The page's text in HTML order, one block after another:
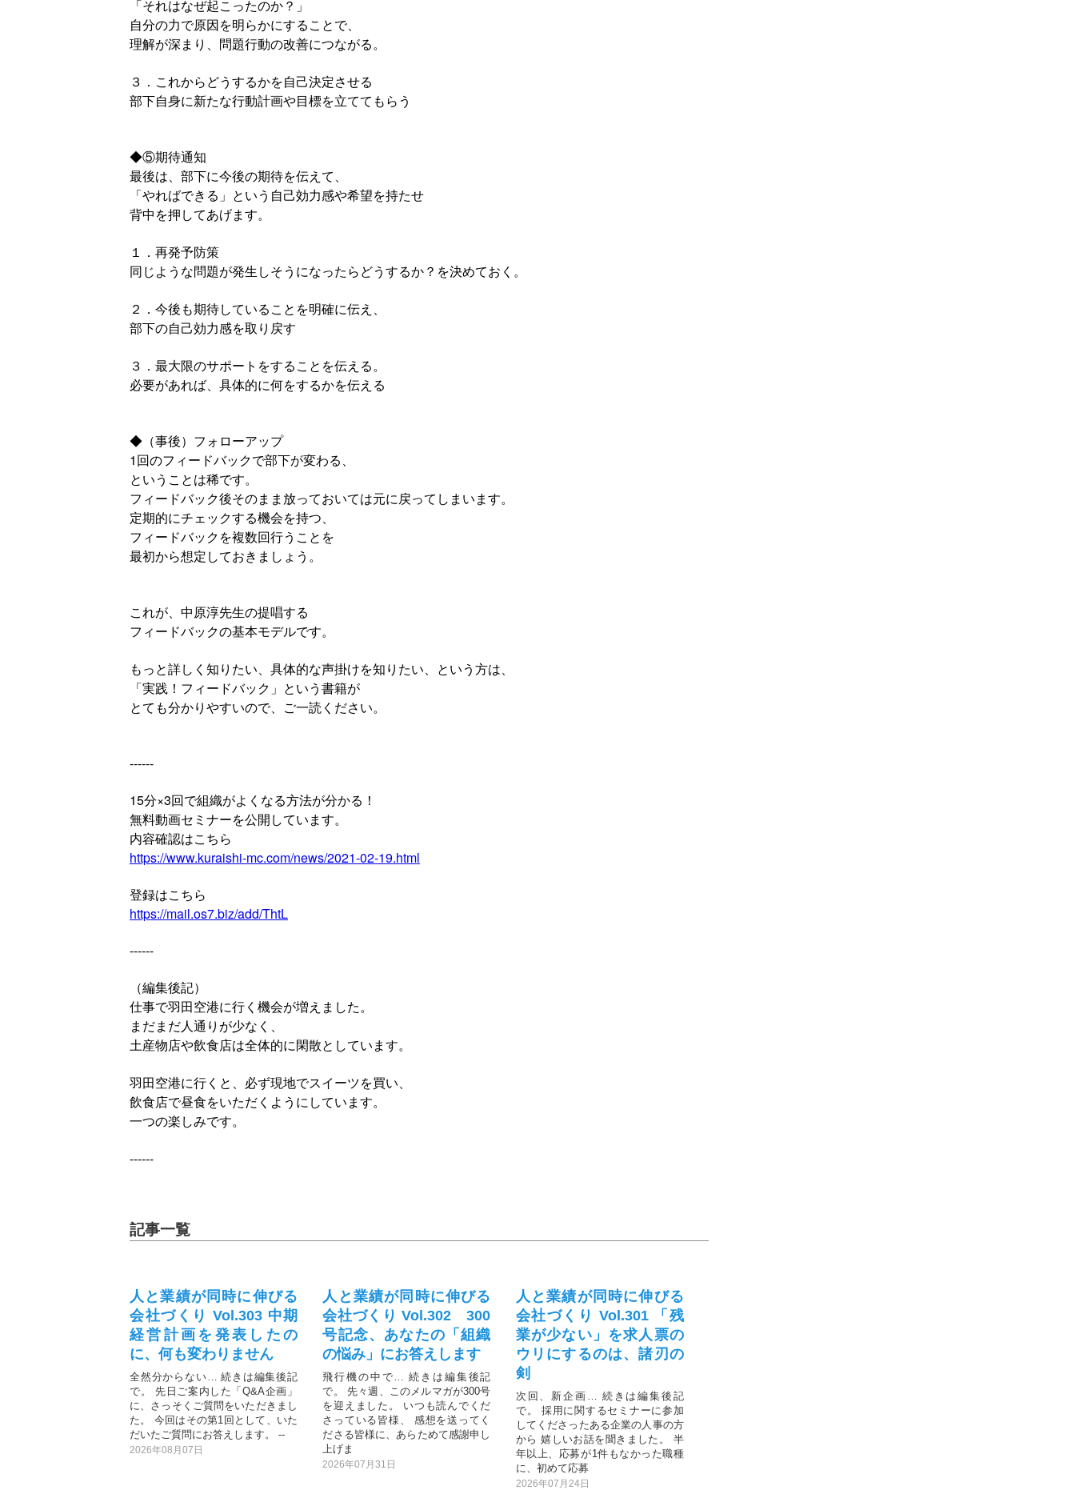
「それはなぜ起こったのか？」
自分の力で原因を明らかにすることで、
理解が深まり、問題行動の改善につながる。
３．これからどうするかを自己決定させる
部下自身に新たな行動計画や目標を立ててもらう
◆⑤期待通知
最後は、部下に今後の期待を伝えて、
「やればできる」という自己効力感や希望を持たせ
背中を押してあげます。
１．再発予防策
同じような問題が発生しそうになったらどうするか？を決めておく。
２．今後も期待していることを明確に伝え、
部下の自己効力感を取り戻す
３．最大限のサポートをすることを伝える。
必要があれば、具体的に何をするかを伝える
◆（事後）フォローアップ
1回のフィードバックで部下が変わる、
ということは稀です。
フィードバック後そのまま放っておいては元に戻ってしまいます。
定期的にチェックする機会を持つ、
フィードバックを複数回行うことを
最初から想定しておきましょう。
これが、中原淳先生の提唱する
フィードバックの基本モデルです。
もっと詳しく知りたい、具体的な声掛けを知りたい、という方は、
「実践！フィードバック」という書籍が
とても分かりやすいので、ご一読ください。
------
15分×3回で組織がよくなる方法が分かる！
無料動画セミナーを公開しています。
内容確認はこちら
https://www.kuraishi-mc.com/news/2021-02-19.html
登録はこちら
https://mail.os7.biz/add/ThtL
------
（編集後記）
仕事で羽田空港に行く機会が増えました。
まだまだ人通りが少なく、
土産物店や飲食店は全体的に閑散としています。
羽田空港に行くと、必ず現地でスイーツを買い、
飲食店で昼食をいただくようにしています。
一つの楽しみです。
------
記事一覧
人と業績が同時に伸びる
会社づくり Vol.303 中期
経営計画を発表したの
に、何も変わりません
全然分からない… 続きは編集後記
で。 先日ご案内した「Q&A企画」
に、さっそくご質問をいただきまし
た。 今回はその第1回として、いた
だいたご質問にお答えします。 --
2026年08月07日
人と業績が同時に伸びる
会社づくり Vol.302 300
号記念、あなたの「組織
の悩み」にお答えします
飛行機の中で… 続きは編集後記
で。 先々週、このメルマガが300号
を迎えました。 いつも読んでくだ
さっている皆様、 感想を送ってく
ださる皆様に、あらためて感謝申し
上げま
2026年07月31日
人と業績が同時に伸びる
会社づくり Vol.301 「残
業が少ない」を求人票の
ウリにするのは、諸刃の
剣
次回、新企画… 続きは編集後記
で。 採用に関するセミナーに参加
してくださったある企業の人事の方
から 嬉しいお話を聞きました。 半
年以上、応募が1件もなかった職種
に、初めて応募
2026年07月24日